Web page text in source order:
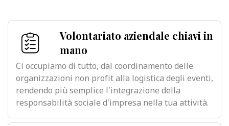
Volontariato aziendale chiavi in
mano
Ci occupiamo di tutto, dal coordinamento delle
organizzazioni non profit alla logistica degli eventi,
rendendo più semplice l'integrazione della
responsabilità sociale d'impresa nella tua attività.